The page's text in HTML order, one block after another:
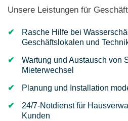
Unsere Leistungen für
Rasche Hilfe bei
Geschäftslokalen und
Wartung und Austausch von
Mieterwechsel
Planung und Installation
24/7-Notdienst für
Kunden